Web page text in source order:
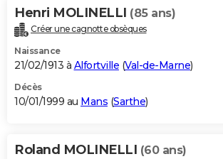
Henri MOLINELLI (85 ans)
Créer une cagnotte obsèques
Naissance
21/02/1913 à Alfortville (Val-de-Marne)
Décès
10/01/1999 au Mans (Sarthe)
Roland MOLINELLI (60 ans)